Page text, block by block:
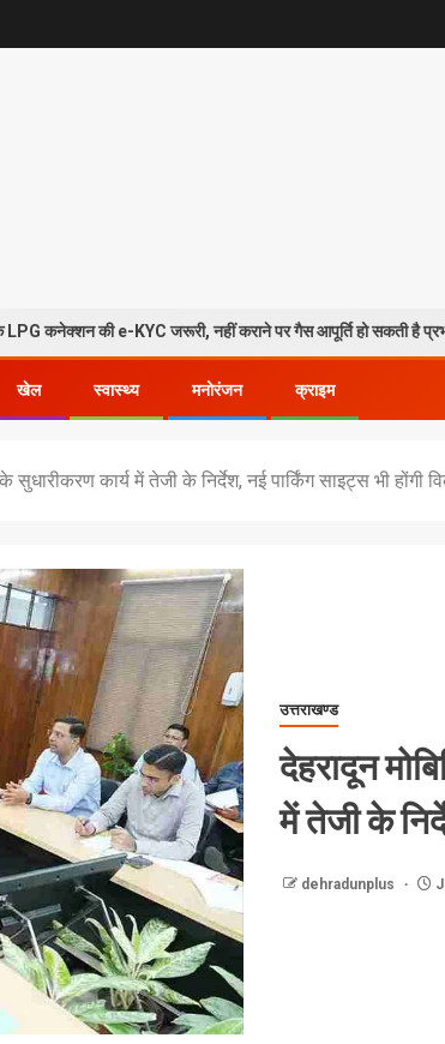
e-KYC जरूरी, नहीं कराने पर गैस आपूर्ति हो सकती है प्रभावित
खेल स्वास्थ्य मनोरंजन क्राइम
सुधारीकरण कार्य में तेजी के निर्देश, नई पार्किंग साइट्स भी होंगी
उत्तराखण्ड
देहरादून
में तेजी के
dehradunplus